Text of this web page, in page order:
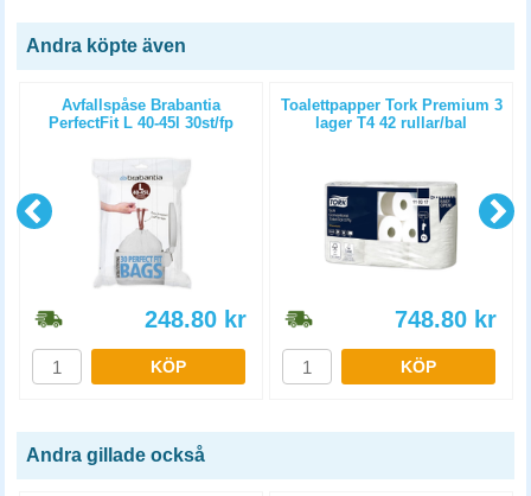
Andra köpte även
Avfallspåse Brabantia
PerfectFit L 40-45l 30st/fp
248.80 kr
KÖP
Toalettpapper Tork Premium 3
lager T4 42 rullar/bal
748.80 kr
KÖP
Andra gillade också